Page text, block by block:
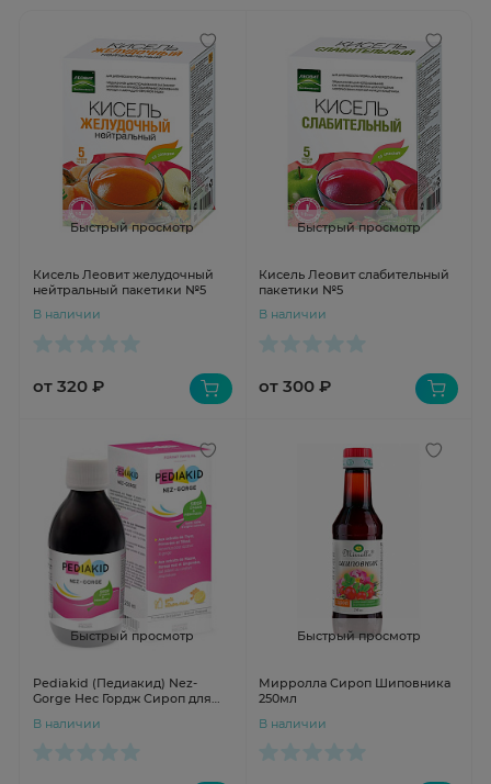
Быстрый просмотр
Кисель Леовит желудочный
нейтральный пакетики №5
В наличии
от 320 ₽
Быстрый просмотр
Кисель Леовит слабительный
пакетики №5
В наличии
от 300 ₽
Быстрый просмотр
Pediakid (Педиакид) Nez-
Gorge Нес Гордж Сироп для
В наличии
Быстрый просмотр
Мирролла Сироп Шиповника
250мл
В наличии